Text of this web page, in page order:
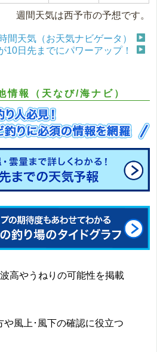
週間天気は西予市の予想です。
間天気（お天気ナビゲータ）
10日先までにパワーアップ！
情報（天なび/海ナビ）
高やうねりの可能性を掲載
や風上･風下の確認に役立つ